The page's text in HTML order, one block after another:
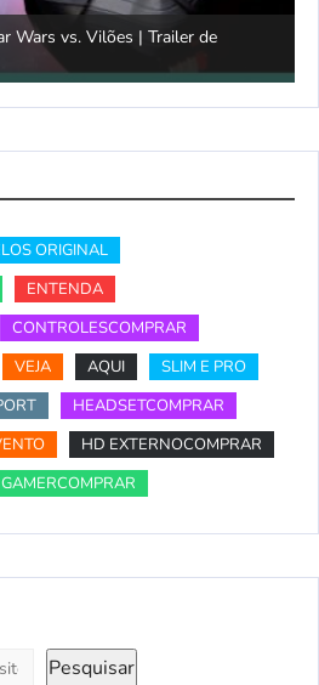
Wars vs. Vilões | Trailer de
ORIGINAL
ENTENDA
CONTROLESCOMPRAR
VEJA AQUI
SLIM E PRO
HEADSETCOMPRAR
HD EXTERNOCOMPRAR
Pesquisar